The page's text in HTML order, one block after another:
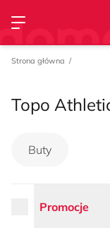
Przełącz menu
Strona główna
Buty
Promocje